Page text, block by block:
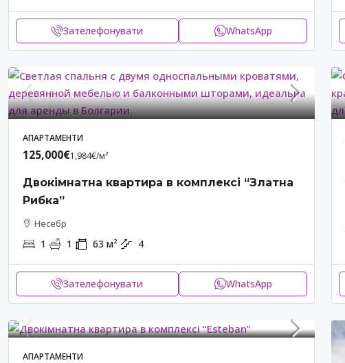
Зателефонувати WhatsApp
АПАРТАМЕНТИ
125,000€1,984€/м²
Двокімнатна квартира в комплексі “Златна
Рибка”
Несебр
1 1 63 м² 4
Зателефонувати WhatsApp
АПАРТАМЕНТИ